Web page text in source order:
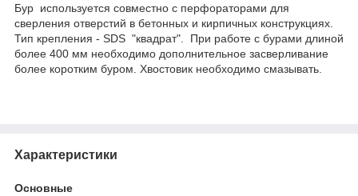
Бур используется совместно с перфораторами для
сверления отверстий в бетонных и кирпичных конструкциях.
Тип крепления - SDS "квадрат". При работе с бурами длиной
более 400 мм необходимо дополнительное засверливание
более коротким буром. Хвостовик необходимо смазывать.
Характеристики
Основные